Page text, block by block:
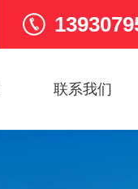
联系我们